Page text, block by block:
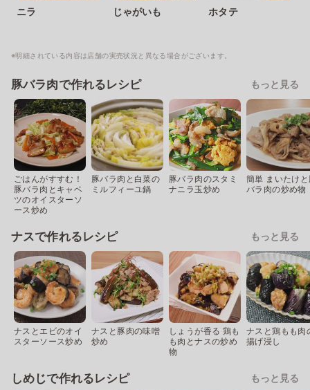
ニラ じゃがいも ホタテ
※明細されている内容は店舗の実売状況と異なる場合がございます。
豚バラ肉で作れるレシピ もっと見る
ごはんがすすむ！
豚バラ肉とキャベ
ツのオイスターソ
ース炒め
豚バラ肉と白菜の
ミルフィーユ鍋
豚バラ肉のスタミ
ナニラ玉炒め
簡単 まいたけ
バラ肉の炒め物
ナスで作れるレシピ もっと見る
ナスとエビのオイ
スターソース炒め
ナスと豚肉の味噌
炒め
しょうが香る 鶏も
も肉とナスの炒め
物
ナスと鶏もも肉
揚げ浸し
しめじで作れるレシピ もっと見る